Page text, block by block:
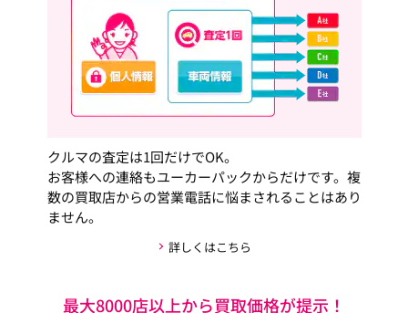
クルマの査定は1回だけでOK。
お客様への連絡もユーカーパックからだけです。複
数の買取店からの営業電話に悩まされることはあり
ません。
詳しくはこちら
最大8000店以上から買取価格が提示！